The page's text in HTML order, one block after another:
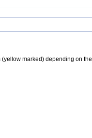
marked) depending on the